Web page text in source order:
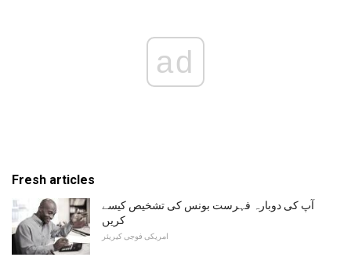
ad
Fresh articles
آپ کی دوبارہ فہرست بونس کی تشخیص کیسے
کریں
امریکی فوجی کیریئر